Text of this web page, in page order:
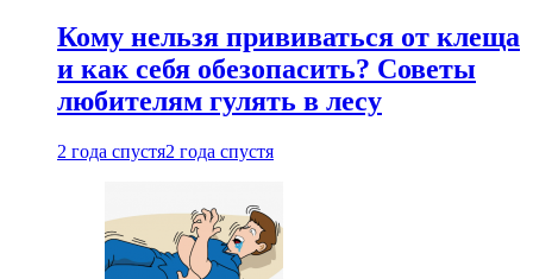
Кому нельзя прививаться от клеща
и как себя обезопасить? Советы
любителям гулять в лесу
2 года спустя2 года спустя